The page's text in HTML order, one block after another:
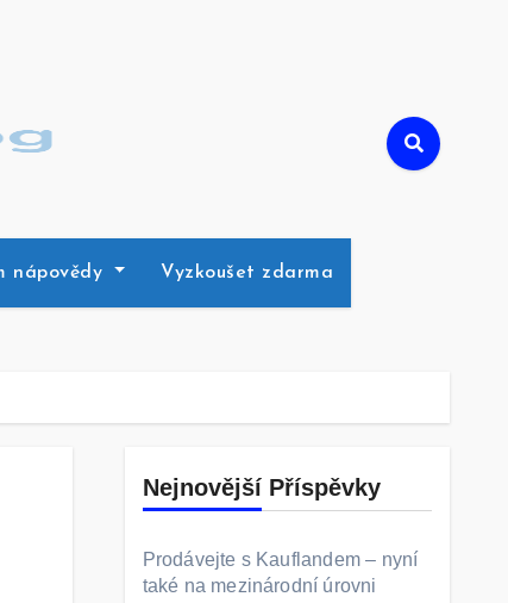
nápovědy Vyzkoušet zdarma
Nejnovější Příspěvky
Prodávejte s Kauflandem – nyní
také na mezinárodní úrovni